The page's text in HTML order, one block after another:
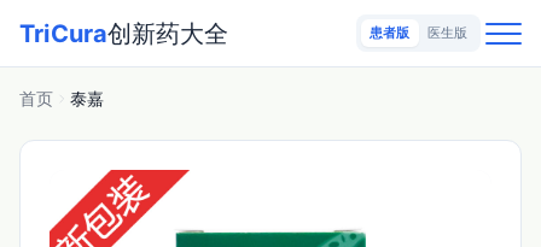
TriCura创新药大全 患者版 医生版
首页 泰嘉